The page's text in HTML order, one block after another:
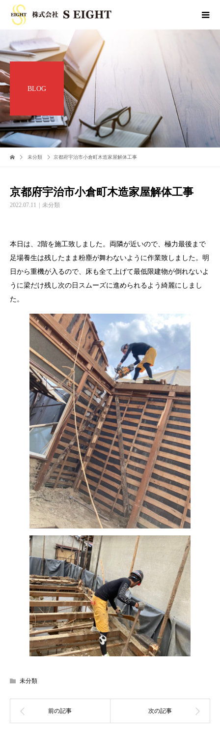
BLOG
未分類 京都府宇治市小倉町木造家屋解体工事
京都府宇治市小倉町木造家屋解体工事
2022.07.11 未分類
本日は、2階を施工致しました。両隣が近いので、極力最後まで
足場養生は残したまま粉塵が舞わないように作業致しました。明
日から重機が入るので、床も全て上げて最低限建物が倒れないよ
うに梁だけ残し次の日スムーズに進められるよう綺麗にしまし
た。
未分類